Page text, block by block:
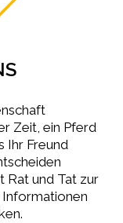
Zeit, ein Pferd
Ihr Freund
Rat und Tat zur
Informationen